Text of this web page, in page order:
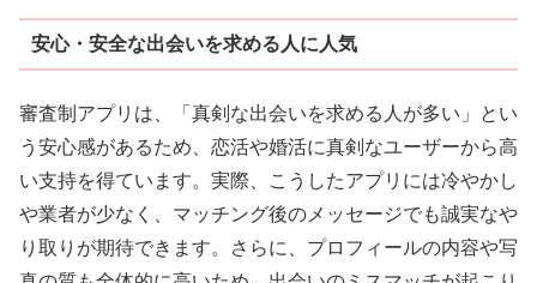
安心・安全な出会いを求める人に人気
審査制アプリは、「真剣な出会いを求める人が多い」とい
う安心感があるため、恋活や婚活に真剣なユーザーから高
い支持を得ています。実際、こうしたアプリには冷やかし
や業者が少なく、マッチング後のメッセージでも誠実なや
り取りが期待できます。さらに、プロフィールの内容や写